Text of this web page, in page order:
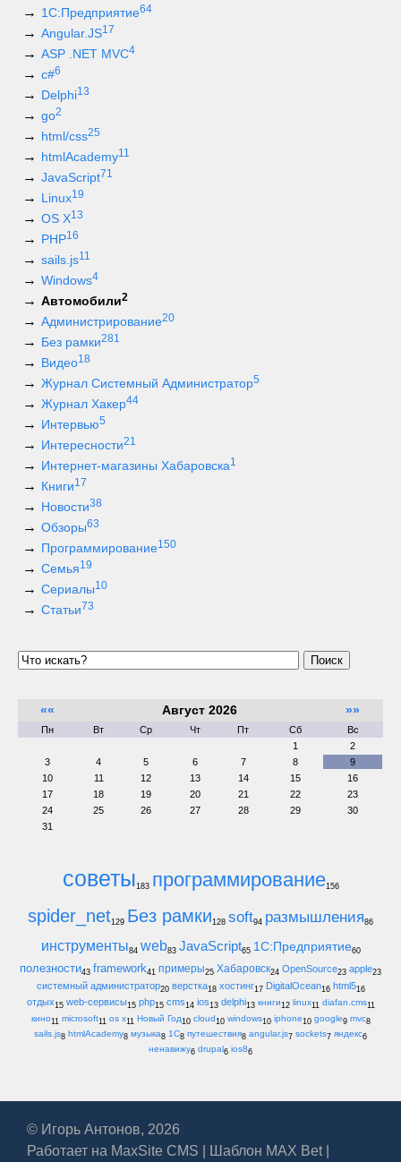
1С:Предприятие64
Angular.JS17
ASP .NET MVC4
c#6
Delphi13
go2
html/css25
htmlAcademy11
JavaScript71
Linux19
OS X13
PHP16
sails.js11
Windows4
Автомобили2
Администрирование20
Без рамки281
Видео18
Журнал Системный Администратор5
Журнал Хакер44
Интервью5
Интересности21
Интернет-магазины Хабаровска1
Книги17
Новости38
Обзоры63
Программирование150
Семья19
Сериалы10
Статьи 73
Поиск
«« Август 2026 »»
Пн Вт Ср Чт Пт Сб
Вс
1
2
3
4 5 6 7 8
9
10
11 12 13 14 15
16
17
18 19 20 21 22
23
24
25 26 27 28 29
30
31
советы183 программирование156
spider_net129 Без рамки128 soft94 размышления86
инструменты84 web83 JavaScript65 1С:Предприятие60
полезности43 framework41 примеры25 Хабаровск24 OpenSource23 apple23
системный администратор20 верстка18 хостинг17 DigitalOcean16 html516
отдых15 web-сервисы15 php15 cms14 ios13 delphi13 книги12 linux11 diafan.cms11
кино11 microsoft11 os x11 Новый Год10 cloud10 windows10 iphone10 google9 mvc8
sails.js8 htmlAcademy8 музыка8 1С8 путешествия8 angular.js7 sockets7 яндекс6
ненавижу6 drupal6 ios86
© Игорь Антонов, 2026
Работает на MaxSite CMS Шаблон MAX Bet|